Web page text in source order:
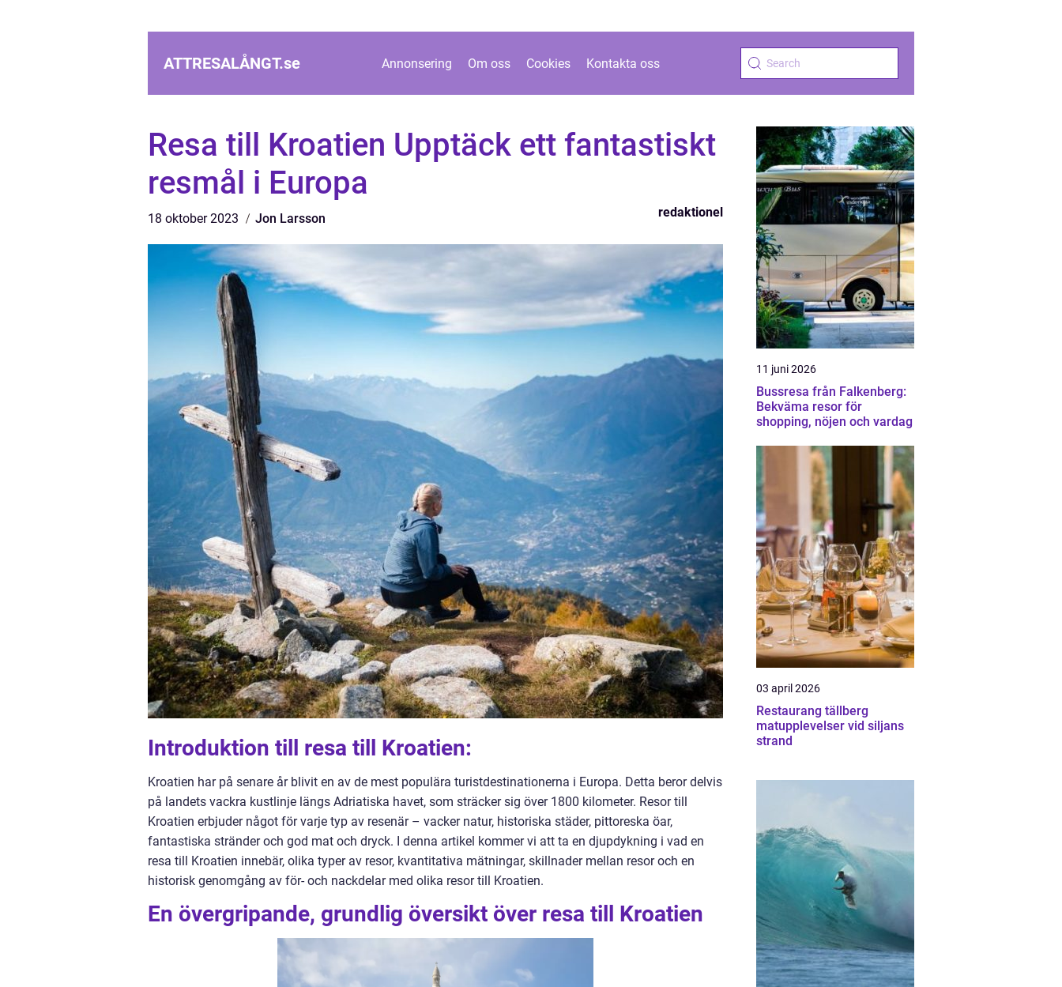
ATTRESALÅNGT.se Annonsering Om oss Cookies Kontakta oss
Resa till Kroatien Upptäck ett fantastiskt
resmål i Europa
18 oktober 2023 Jon Larsson redaktionel
Introduktion till resa till Kroatien:
Kroatien har på senare år blivit en av de mest populära turistdestinationerna i Europa. Detta beror delvis
på landets vackra kustlinje längs Adriatiska havet, som sträcker sig över 1800 kilometer. Resor till
Kroatien erbjuder något för varje typ av resenär – vacker natur, historiska städer, pittoreska öar,
fantastiska stränder och god mat och dryck. I denna artikel kommer vi att ta en djupdykning i vad en
resa till Kroatien innebär, olika typer av resor, kvantitativa mätningar, skillnader mellan resor och en
historisk genomgång av för- och nackdelar med olika resor till Kroatien.
En övergripande, grundlig översikt över resa till Kroatien
11 juni 2026
Bussresa från Falkenberg:
Bekväma resor för
shopping, nöjen och vardag
03 april 2026
Restaurang tällberg
matupplevelser vid siljans
strand